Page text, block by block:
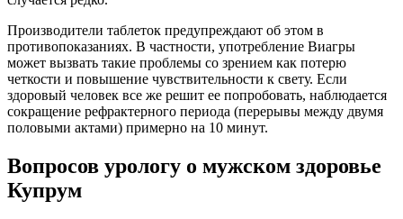
Производители таблеток предупреждают об этом в
противопоказаниях. В частности, употребление Виагры
может вызвать такие проблемы со зрением как потерю
четкости и повышение чувствительности к свету. Если
здоровый человек все же решит ее попробовать, наблюдается
сокращение рефрактерного периода (перерывы между двумя
половыми актами) примерно на 10 минут.
Вопросов урологу о мужском здоровье
Купрум